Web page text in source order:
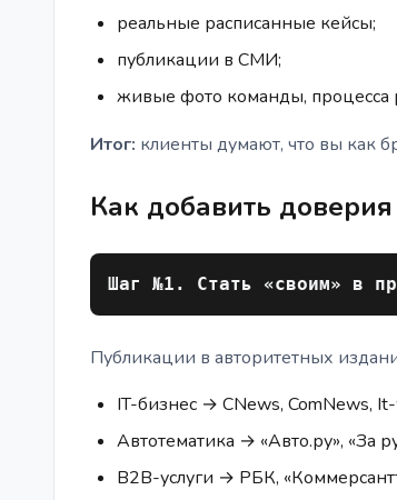
реальные расписанные кейсы;
публикации в СМИ;
живые фото команды, процесса
Итог: клиенты думают, что вы как
Как добавить
Шаг №1. Стать «своим» в
Публикации в авторитетных
IT-бизнес → CNews, ComNews,
Автотематика → «Авто.ру», «За
B2B-услуги → РБК,